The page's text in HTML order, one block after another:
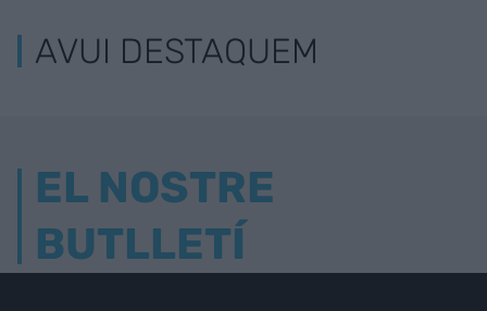
AVUI DESTAQUEM
EL NOSTRE
BUTLLETÍ